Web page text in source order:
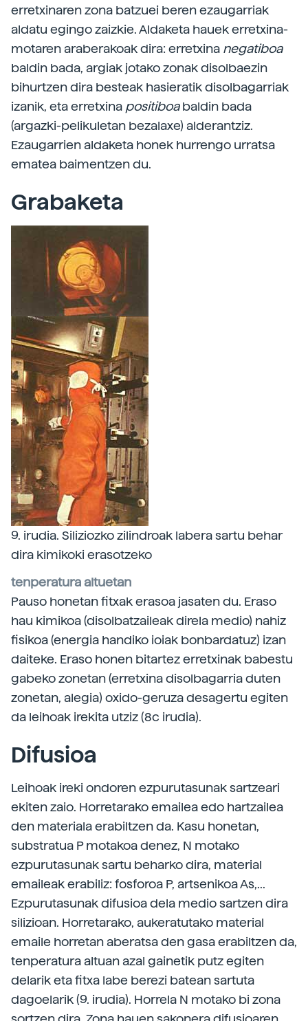
erretxinaren zona batzuei beren ezaugarriak
aldatu egingo zaizkie. Aldaketa hauek erretxina-
motaren araberakoak dira: erretxina negatiboa
baldin bada, argiak jotako zonak disolbaezin
bihurtzen dira besteak hasieratik disolbagarriak
izanik, eta erretxina positiboabaldin bada
(argazki-pelikuletan bezalaxe) alderantziz.
Ezaugarrien aldaketa honek hurrengo urratsa
ematea baimentzen du.
Grabaketa
9. irudia. Siliziozko zilindroak labera sartu behar
dira kimikoki erasotzeko
tenperatura altuetan
Pauso honetan fitxak erasoa jasaten du. Eraso
hau kimikoa (disolbatzaileak direla medio) nahiz
fisikoa (energia handiko ioiak bonbardatuz) izan
daiteke. Eraso honen bitartez erretxinak babestu
gabeko zonetan (erretxina disolbagarria duten
zonetan, alegia) oxido-geruza desagertu egiten
da leihoak irekita utziz (8c irudia).
Difusioa
Leihoak ireki ondoren ezpurutasunak sartzeari
ekiten zaio. Horretarako emailea edo hartzailea
den materiala erabiltzen da. Kasu honetan,
substratua P motakoa denez, N motako
ezpurutasunak sartu beharko dira, material
emaileak erabiliz: fosforoa P, artsenikoa As,...
Ezpurutasunak difusioa dela medio sartzen dira
silizioan. Horretarako, aukeratutako material
emaile horretan aberatsa den gasa erabiltzen da,
tenperatura altuan azal gainetik putz egiten
delarik eta fitxa labe berezi batean sartuta
dagoelarik (9. irudia). Horrela N motako bi zona